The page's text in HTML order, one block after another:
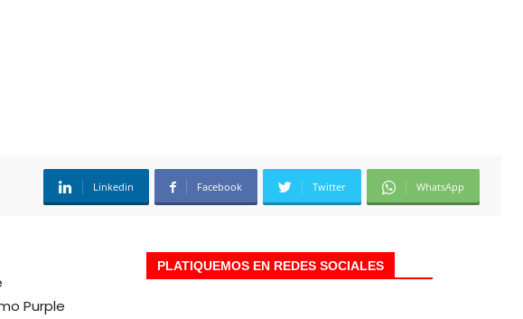
Linkedin Facebook Twitter WhatsApp
Purple
PLATIQUEMOS EN REDES SOCIALES